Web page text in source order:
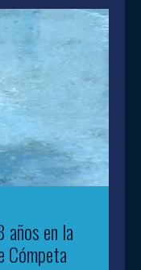
años en la
Cómpeta